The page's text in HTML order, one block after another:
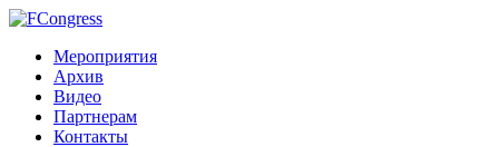
Мероприятия
Архив
Видео
Партнерам
Контакты